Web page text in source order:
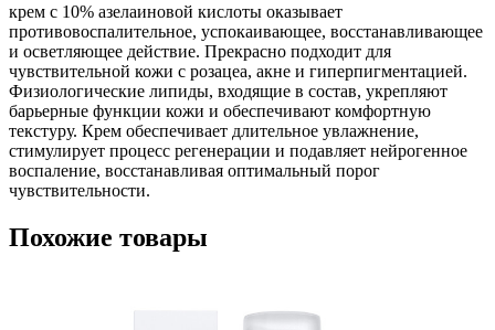
крем с 10% азелаиновой кислоты оказывает
противовоспалительное, успокаивающее, восстанавливающее
и осветляющее действие. Прекрасно подходит для
чувствительной кожи с розацеа, акне и гиперпигментацией.
Физиологические липиды, входящие в состав, укрепляют
барьерные функции кожи и обеспечивают комфортную
текстуру. Крем обеспечивает длительное увлажнение,
стимулирует процесс регенерации и подавляет нейрогенное
воспаление, восстанавливая оптимальный порог
чувствительности.
Похожие товары